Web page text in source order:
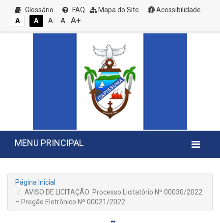
Glossário FAQ Mapa do Site
Acessibilidade
A
A A- A A+
MENU PRINCIPAL
Página Inicial
AVISO DE LICITAÇÃO Processo Licitatório Nº 00030/2022
– Pregão Eletrônico Nº 00021/2022